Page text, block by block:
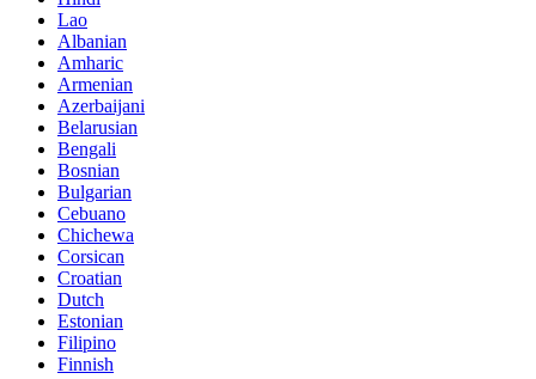
Lao
Albanian
Amharic
Armenian
Azerbaijani
Belarusian
Bengali
Bosnian
Bulgarian
Cebuano
Chichewa
Corsican
Croatian
Dutch
Estonian
Filipino
Finnish